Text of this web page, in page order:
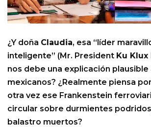
¿Y doña Claudia, esa “líder
inteligente” (Mr. President Ku Klux
nos debe una explicación plausible
mexicanos? ¿Realmente piensa
otra vez ese Frankenstein
circular sobre durmientes
balastro muertos?